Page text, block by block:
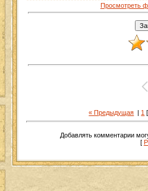
Просмотреть
« Предыдущая | 1 [
Добавлять комментарии
[